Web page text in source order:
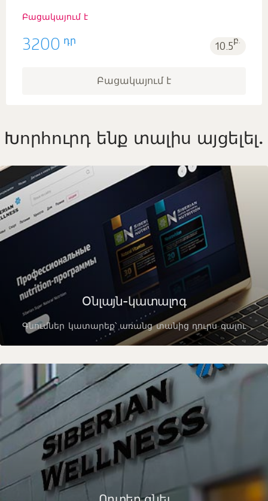
Բացակայում է
3200 դր 10.5բ.
Բացակայում է
Խորհուրդ ենք տալիս այցելել.
Օնլայն-կատալոգ
Գնումներ կատարեք՝ առանց տանից դուրս գալու